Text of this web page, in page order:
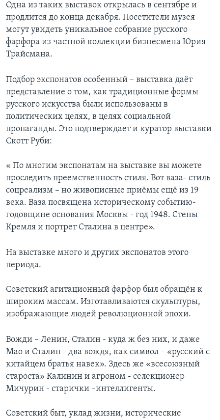
Одна из таких выставок открылась в сентябре и
продлится до конца декабря. Посетители музея
могут увидеть уникальное собрание русского
фарфора из частной коллекции бизнесмена Юрия
Трайсмана.
Подбор экспонатов особенный – выставка даёт
представление о том, как традиционные формы
русского искусства были использованы в
политических целях, в целях социальной
пропаганды. Это подтверждает и куратор выставки
Скотт Руби:
« По многим экспонатам на выставке вы можете
проследить преемственность стиля. Вот ваза- стиль
соцреализм – но живописные приёмы ещё из 19
века. Ваза посвящена историческому событию-
годовщине основания Москвы - год 1948. Стены
Кремля и портрет Сталина в центре».
На выставке много и других экспонатов этого
периода.
Советский агитационный фарфор был обращён к
широким массам. Изготавливаются скульптуры,
изображающие людей революционной эпохи.
Вожди – Ленин, Сталин - куда ж без них, и даже
Мао и Сталин - два вождя, как символ – «русский с
китайцем братья навек». Здесь же «всесоюзный
староста» Калинин и агроном - селекционер
Мичурин - старички –интеллигенты.
Советский быт, уклад жизни, исторические